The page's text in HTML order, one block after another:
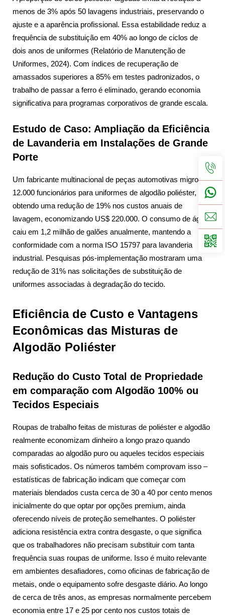
menos de 3% após 50 lavagens industriais, preservando o
ajuste e a aparência profissional. Essa estabilidade reduz a
frequência de substituição em 40% ao longo de ciclos de
dois anos de uniformes (Relatório de Manutenção de
Uniformes, 2024). Com índices de recuperação de
amassados superiores a 85% em testes padronizados, o
trabalho de passar a ferro é eliminado, gerando economia
significativa para programas corporativos de grande escala.
Estudo de Caso: Ampliação da Eficiência
de Lavanderia em Instalações de Grande
Porte
Um fabricante multinacional de peças automotivas migrou
12.000 funcionários para uniformes de algodão poliéster,
obtendo uma redução de 19% nos custos anuais de
lavagem, economizando US$ 220.000. O consumo de água
caiu em 1,2 milhão de galões anualmente, mantendo a
conformidade com a norma ISO 15797 para lavanderia
industrial. Pesquisas pós-implementação mostraram uma
redução de 31% nas solicitações de substituição de
uniformes associadas à degradação do tecido.
Eficiência de Custo e Vantagens
Econômicas das Misturas de
Algodão Poliéster
Redução do Custo Total de Propriedade
em comparação com Algodão 100% ou
Tecidos Especiais
Roupas de trabalho feitas de misturas de poliéster e algodão
realmente economizam dinheiro a longo prazo quando
comparadas ao algodão puro ou aqueles tecidos especiais
mais sofisticados. Os números também comprovam isso –
estatísticas de fabricação indicam que começar com
materiais blendados custa cerca de 30 a 40 por cento menos
inicialmente do que optar por opções premium, ainda
oferecendo níveis de proteção semelhantes. O poliéster
adiciona resistência extra contra desgaste, o que significa
que os trabalhadores não precisam substituir com tanta
frequência suas roupas de uniforme. Isso é muito relevante
em ambientes desafiadores, como oficinas de fabricação de
metais, onde o equipamento sofre desgaste diário. Ao longo
de cerca de três anos, as empresas normalmente percebem
economia entre 17 e 25 por cento nos custos totais de